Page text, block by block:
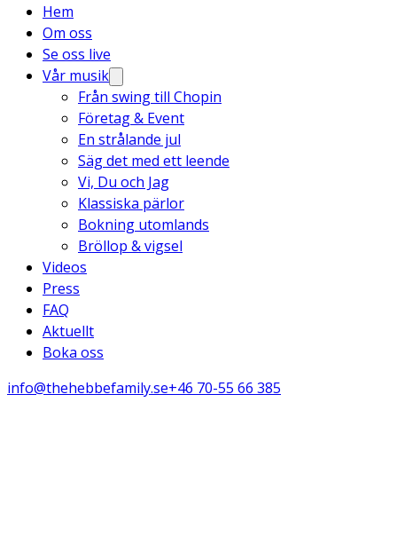
Hem
Om oss
Se oss live
Vår musik
Från swing till Chopin
Företag & Event
En strålande jul
Säg det med ett leende
Vi, Du och Jag
Klassiska pärlor
Bokning utomlands
Bröllop & vigsel
Videos
Press
FAQ
Aktuellt
Boka oss
info@thehebbefamily.se+46 70-55 66 385